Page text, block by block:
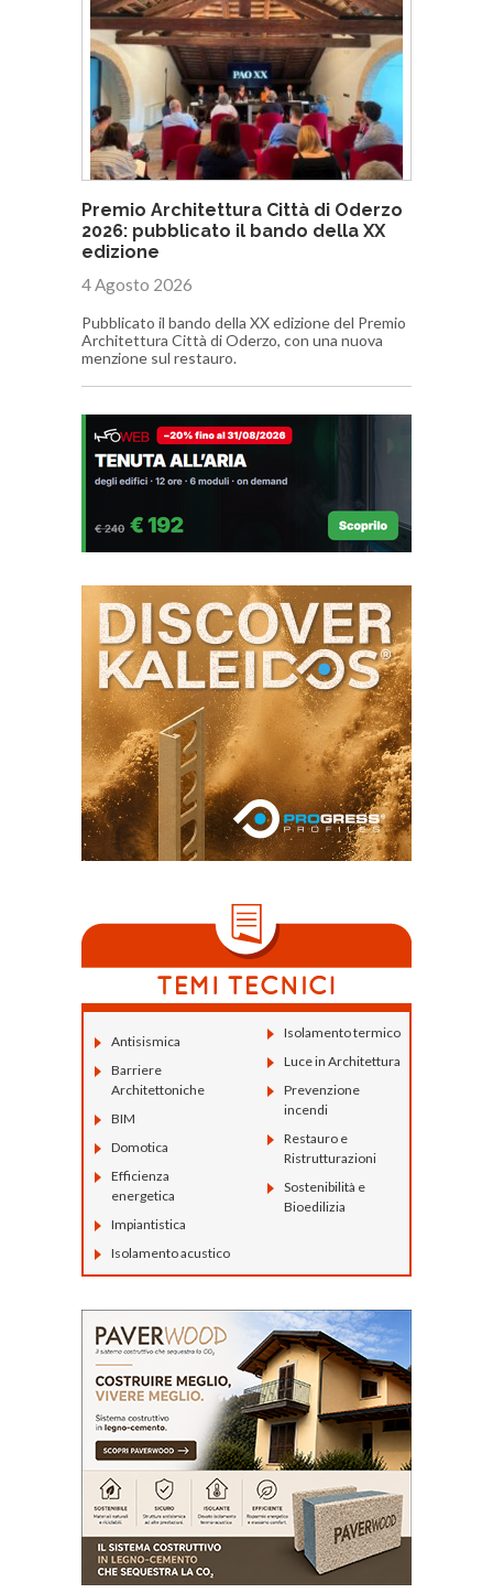
Premio Architettura Città di Oderzo
2026: pubblicato il bando della XX
edizione
4 Agosto 2026
Pubblicato il bando della XX edizione del Premio
Architettura Città di Oderzo, con una nuova
menzione sul restauro.
Antisismica
Barriere
Architettoniche
BIM
Domotica
Efficienza
energetica
Impiantistica
Isolamento acustico
Isolamento termico
Luce in Architettura
Prevenzione
incendi
Restauro e
Ristrutturazioni
Sostenibilità e
Bioedilizia